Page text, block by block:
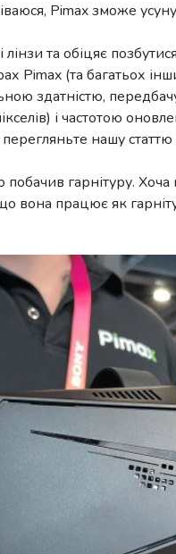
Pimax зможе
та обіцяє
Pimax (та багатьох
здатністю,
і частотою
нашу
гарнітуру.
вона працює як